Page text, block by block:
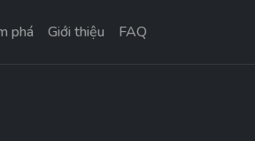
phá Giới thiệu FAQ